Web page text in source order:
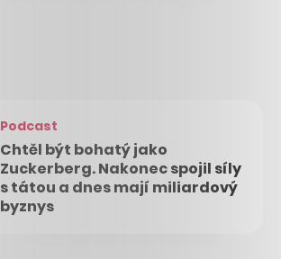
Podcast
Chtěl být bohatý jako
Zuckerberg. Nakonec spojil síly
s tátou a dnes mají miliardový
byznys